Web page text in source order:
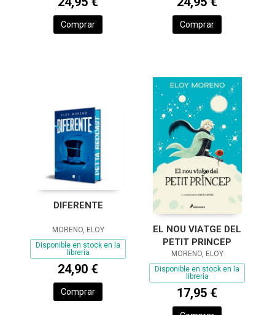
Comprar Comprar
DIFERENTE
MORENO, ELOY
Disponible en stock en la
librería
24,90 €
Comprar
EL NOU VIATGE DEL
PETIT PRINCEP
MORENO, ELOY
Disponible en stock en la
librería
17,95 €